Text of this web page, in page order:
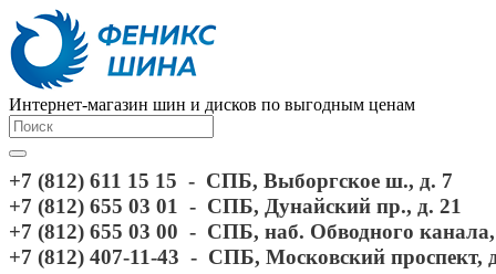
Интернет-магазин шин и дисков по выгодным ценам
+7 (812) 611 15 15 - СПБ, Выборгское ш., д. 7
+7 (812) 655 03 01 - СПБ, Дунайский пр., д. 21
+7 (812) 655 03 00 - СПБ, наб. Обводного
+7 (812) 407-11-43 - СПБ, Московский проспект,